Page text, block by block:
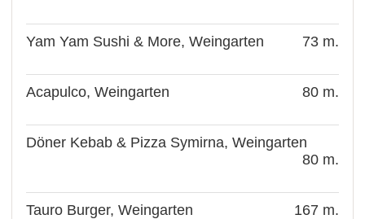
Yam Yam Sushi & More, Weingarten 73 m.
Acapulco, Weingarten 80 m.
Döner Kebab & Pizza Symirna, Weingarten
80 m.
Tauro Burger, Weingarten 167 m.